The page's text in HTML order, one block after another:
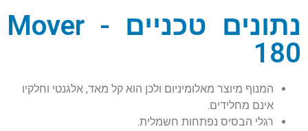
נתונים טכניים - Mover
180
המנוף מיוצר מאלומיניום ולכן הוא קל מאד, אלגנטי וחלקיו
אינם מחלידים.
רגלי הבסיס נפתחות חשמלית.